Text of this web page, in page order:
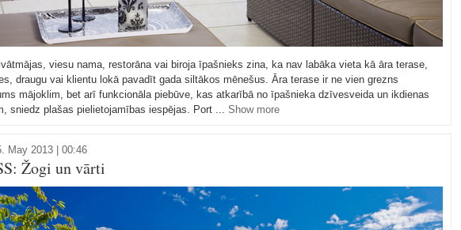
viesu nama, restorāna vai biroja īpašnieks zina, ka nav labāka vieta kā āra terase,
draugu vai klientu lokā pavadīt gada siltākos mēnešus. Āra terase ir ne vien grezns
mājoklim, bet arī funkcionāla piebūve, kas atkarībā no īpašnieka dzīvesveida un ikdienas
sniedz plašas pielietojamības iespējas. Port ... Show more
May 2013 | 00:46
Žogi un vārti